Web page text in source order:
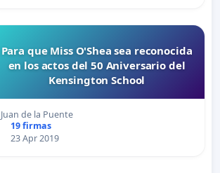
Para que Miss O'Shea sea reconocida
en los actos del 50 Aniversario del
Kensington School
Juan de la Puente
19 firmas
23 Apr 2019